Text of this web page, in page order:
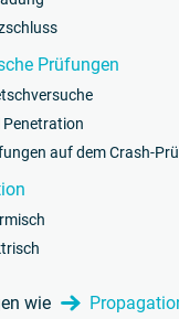
Prüfungen
Penetration
auf dem Crash-
wie